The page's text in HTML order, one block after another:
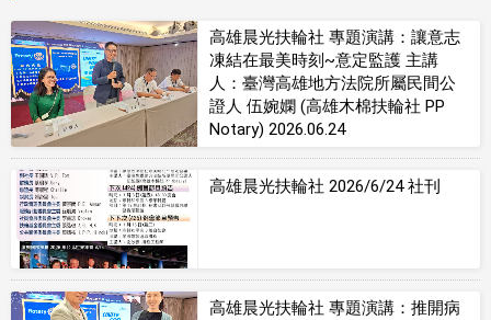
高雄晨光扶輪社 專題演講：讓意志
凍結在最美時刻~意定監護 主講
人：臺灣高雄地方法院所屬民間公
證人 伍婉嫻 (高雄木棉扶輪社 PP
Notary) 2026.06.24
高雄晨光扶輪社 2026/6/24 社刊
高雄晨光扶輪社 專題演講：推開病